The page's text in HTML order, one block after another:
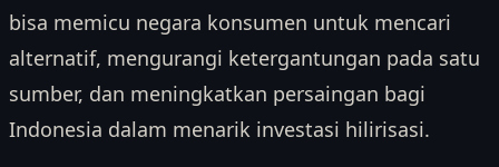
bisa memicu negara konsumen untuk mencari
alternatif, mengurangi ketergantungan pada satu
sumber, dan meningkatkan persaingan bagi
Indonesia dalam menarik investasi hilirisasi.